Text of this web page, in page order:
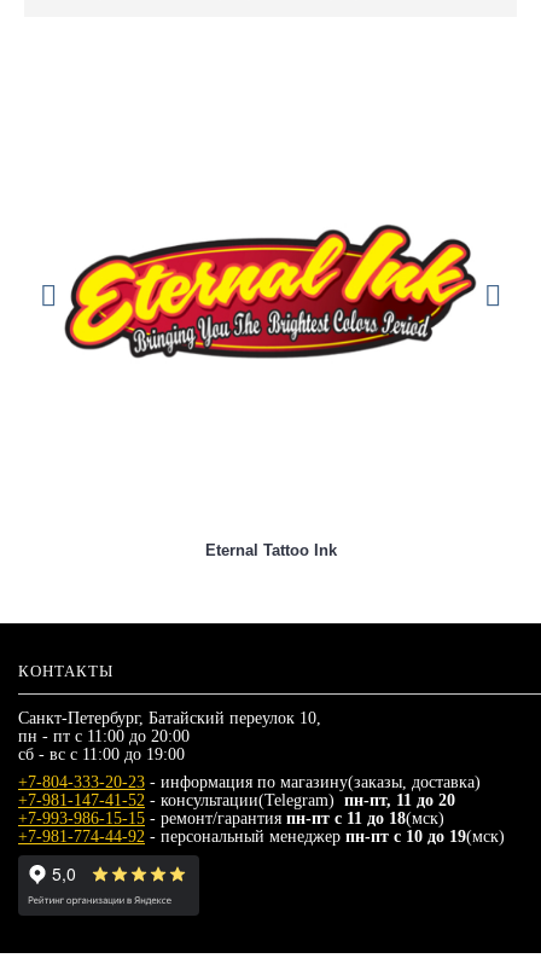
Eternal Tattoo Ink
КОНТАКТЫ
Санкт-Петербург, Батайский переулок 10,
пн - пт с 11:00 до 20:00
сб - вс с 11:00 до 19:00
+7-804-333-20-23 - информация по магазину(заказы, доставка)
+7-981-147-41-52 - консультации(Telegram) пн-пт, 11 до 20
+7-993-986-15-15 - ремонт/гарантия пн-пт с 11 до 18(мск)
+7-981-774-44-92 - персональный менеджер пн-пт с 10 до 19(мск)